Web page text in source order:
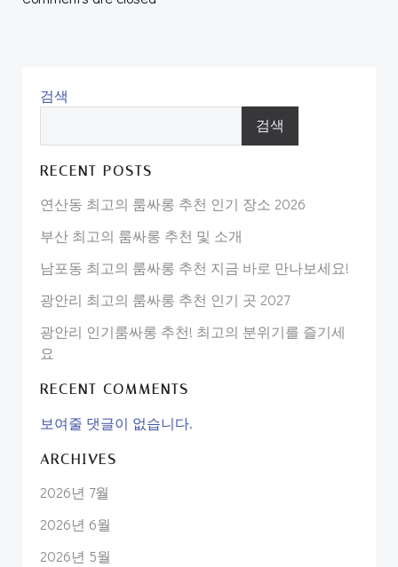
검색
검색
RECENT POSTS
연산동 최고의 룸싸롱 추천 인기 장소 2026
부산 최고의 룸싸롱 추천 및 소개
남포동 최고의 룸싸롱 추천 지금 바로 만나보세요!
광안리 최고의 룸싸롱 추천 인기 곳 2027
광안리 인기룸싸롱 추천! 최고의 분위기를 즐기세
요
RECENT COMMENTS
보여줄 댓글이 없습니다.
ARCHIVES
2026년 7월
2026년 6월
2026년 5월